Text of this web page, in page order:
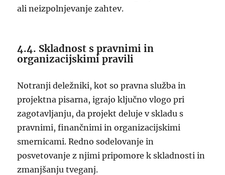
ali neizpolnjevanje zahtev.
4.4. Skladnost s pravnimi in
organizacijskimi pravili
Notranji deležniki, kot so pravna služba in
projektna pisarna, igrajo ključno vlogo pri
zagotavljanju, da projekt deluje v skladu s
pravnimi, finančnimi in organizacijskimi
smernicami. Redno sodelovanje in
posvetovanje z njimi pripomore k skladnosti in
zmanjšanju tveganj.